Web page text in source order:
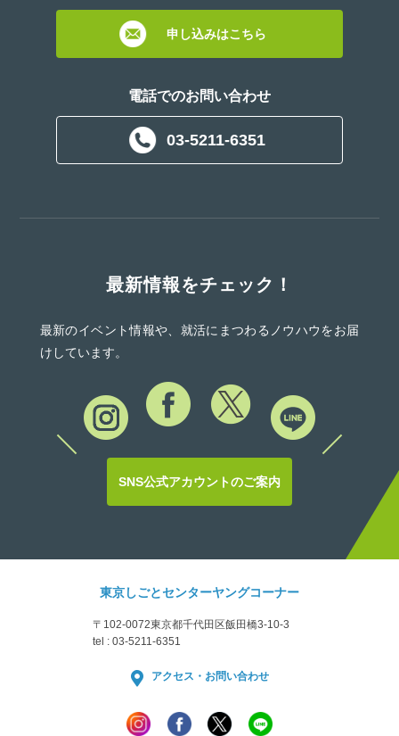
申し込みはこちら
電話でのお問い合わせ
03-5211-6351
最新情報をチェック！
最新のイベント情報や、就活にまつわるノウハウをお届
けしています。
SNS公式アカウントのご案内
東京しごとセンターヤングコーナー
〒102-0072東京都千代田区飯田橋3-10-3
tel : 03-5211-6351
アクセス・お問い合わせ